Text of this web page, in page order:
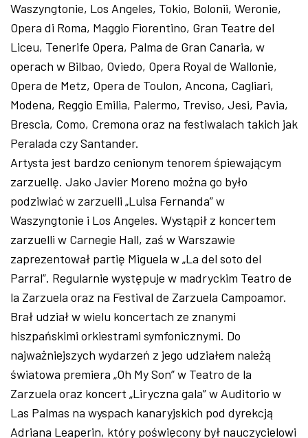
Waszyngtonie, Los Angeles, Tokio, Bolonii, Weronie,
Opera di Roma, Maggio Fiorentino, Gran Teatre del
Liceu, Tenerife Opera, Palma de Gran Canaria, w
operach w Bilbao, Oviedo, Opera Royal de Wallonie,
Opera de Metz, Opera de Toulon, Ancona, Cagliari,
Modena, Reggio Emilia, Palermo, Treviso, Jesi, Pavia,
Brescia, Como, Cremona oraz na festiwalach takich jak
Peralada czy Santander.
Artysta jest bardzo cenionym tenorem śpiewającym
zarzuellę. Jako Javier Moreno można go było
podziwiać w zarzuelli „Luisa Fernanda” w
Waszyngtonie i Los Angeles. Wystąpił z koncertem
zarzuelli w Carnegie Hall, zaś w Warszawie
zaprezentował partię Miguela w „La del soto del
Parral”. Regularnie występuje w madryckim Teatro de
la Zarzuela oraz na Festival de Zarzuela Campoamor.
Brał udział w wielu koncertach ze znanymi
hiszpańskimi orkiestrami symfonicznymi. Do
najważniejszych wydarzeń z jego udziałem należą
światowa premiera „Oh My Son” w Teatro de la
Zarzuela oraz koncert „Liryczna gala” w Auditorio w
Las Palmas na wyspach kanaryjskich pod dyrekcją
Adriana Leaperin, który poświęcony był nauczycielowi